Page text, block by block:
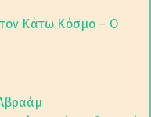
τον Κάτω Κόσμο – Ο